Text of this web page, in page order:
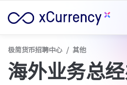
极简货币招聘中心 / 其他
海外业务总